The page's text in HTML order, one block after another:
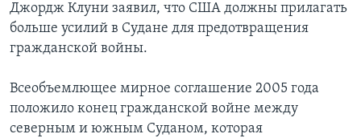
Джордж Клуни заявил, что США должны прилагать
больше усилий в Судане для предотвращения
гражданской войны.
Всеобъемлющее мирное соглашение 2005 года
положило конец гражданской войне между
северным и южным Суданом, которая